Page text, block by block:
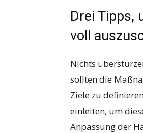
Drei Tipps,
voll
Nichts
sollten die
Ziele zu
einleiten, um
Anpassung der